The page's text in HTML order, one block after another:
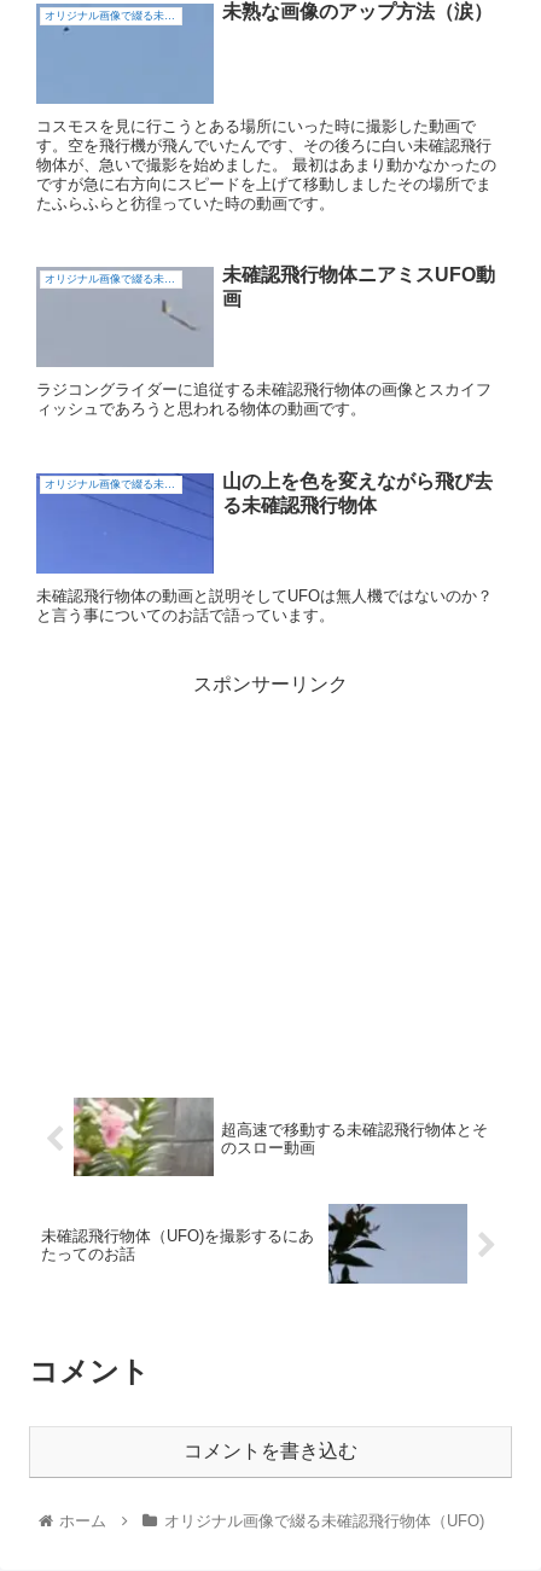
オリジナル画像で綴る未確認飛行物体（UFO) 未熟な画像のアップ方法（涙）
コスモスを見に行こうとある場所にいった時に撮影した動画で
す。空を飛行機が飛んでいたんです、その後ろに白い未確認飛行
物体が、急いで撮影を始めました。 最初はあまり動かなかったの
ですが急に右方向にスピードを上げて移動しましたその場所でま
たふらふらと彷徨っていた時の動画です。
オリジナル画像で綴る未確認飛行物体（UFO)
未確認飛行物体ニアミスUFO動
画
ラジコングライダーに追従する未確認飛行物体の画像とスカイフ
ィッシュであろうと思われる物体の動画です。
オリジナル画像で綴る未確認飛行物体（UFO)
山の上を色を変えながら飛び去
る未確認飛行物体
未確認飛行物体の動画と説明そしてUFOは無人機ではないのか？
と言う事についてのお話で語っています。
スポンサーリンク
超高速で移動する未確認飛行物体とそ
のスロー動画
未確認飛行物体（UFO)を撮影するにあ
たってのお話
コメント
コメントを書き込む
ホーム オリジナル画像で綴る未確認飛行物体（UFO)